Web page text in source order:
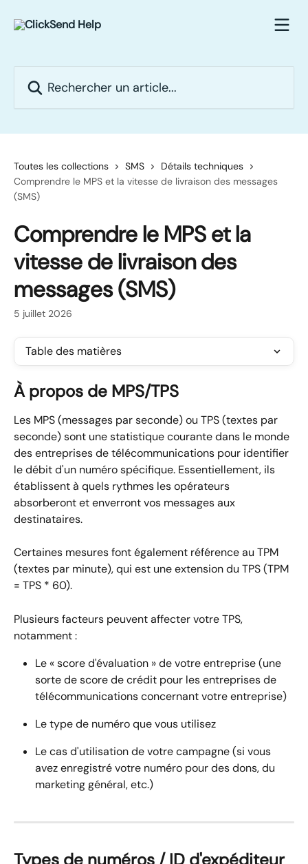
Toutes les collections SMS
Détails techniques
Comprendre le MPS et la vitesse de livraison des messages
(SMS)
Comprendre le MPS et la
vitesse de livraison des
messages (SMS)
5 juillet 2026
Table des matières
À propos de MPS/TPS
Les MPS (messages par seconde) ou TPS (textes par
seconde) sont une statistique courante dans le monde
des entreprises de télécommunications pour identifier
le débit d'un numéro spécifique. Essentiellement, ils
établissent à quels rythmes les opérateurs
absorberont et enverront vos messages aux
destinataires.
Certaines mesures font également référence au TPM
(textes par minute), qui est une extension du TPS (TPM
= TPS * 60).
Plusieurs facteurs peuvent affecter votre TPS,
notamment :
Le « score d'évaluation » de votre entreprise (une
sorte de score de crédit pour les entreprises de
télécommunications concernant votre entreprise)
Le type de numéro que vous utilisez
Le cas d'utilisation de votre campagne (si vous
avez enregistré votre numéro pour des dons, du
marketing général, etc.)